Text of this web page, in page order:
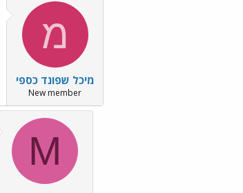
מ
מיכל שפונד כספי
New member
M